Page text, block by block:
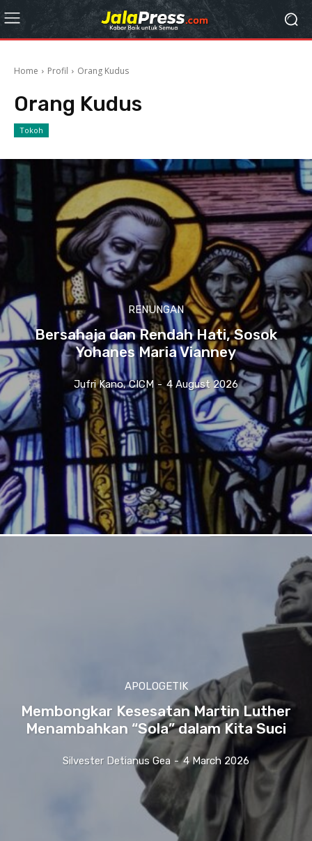
Home Profil Orang Kudus
Orang Kudus
Tokoh
RENUNGAN
Bersahaja dan Rendah Hati, Sosok
Yohanes Maria Vianney
Jufri Kano, CICM - 4 August 2026
APOLOGETIK
Membongkar Kesesatan Martin Luther
Menambahkan “Sola” dalam Kita Suci
Silvester Detianus Gea - 4 March 2026